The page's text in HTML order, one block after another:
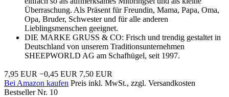
Überraschung. Als Präsent für Freundin, Mama, Papa, Oma,
Opa, Bruder, Schwester und für alle anderen
Lieblingsmenschen geeignet.
DIE MARKE GRUSS & CO: Frisch und trendig gestaltet in
Deutschland von unserem Traditionsunternehmen
SHEEPWORLD AG am Schafhügel, seit 1997.
7,95 EUR −0,45 EUR 7,50 EUR
Bei Amazon kaufen Preis inkl. MwSt., zzgl. Versandkosten
Bestseller Nr. 10